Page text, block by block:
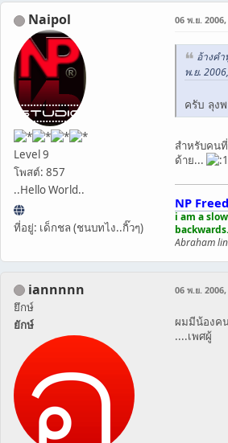
Naipol
Level 9
โพสต์: 857
..Hello World..
ที่อยู่: เด็กชล (ชนบทไง..กิ๊วๆ)
06 พ.ย.
อ้างคำ
พ.ย.
ครับ ลุง
สำหรับคน
ด้าย...
NP
i am a
backwards.
Abraham
iannnnn
ยึกษ์
ยักษ์
06 พ.ย.
ผมมีน้องค
....เพศผู้